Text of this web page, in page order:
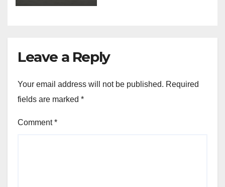
প্ৰভাৱিত ১.৫৫
Leave a Reply
Your email address will not be published. Required
fields are marked *
Comment*